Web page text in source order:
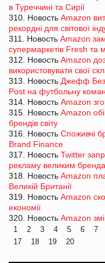
в Туреччині та Сирії
310. Новость Amazon
рекордні для світової
311. Новость Amazon
супермаркетів Fresh та
312. Новость Amazon
використовувати свої
313. Новость Джефф
Post на футбольну
314. Новость Amazon
315. Новость Amazon
брендів світу
316. Новость Споживчі
Brand Finance
317. Новость Twitter
рекламу великим
318. Новость Amazon
Великій Британії
319. Новость Amazon
економії
320. Новость Amazon
1 2 3 4 5 6 7
17
18 19 20